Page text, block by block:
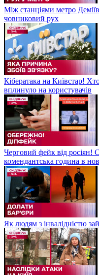
Між станціями метро
човниковий рух
Кібератака на Київстар!
вплинуло на користувачів
Черговий фейк від росіян!
комендантська година в
Як людям з інвалідністю